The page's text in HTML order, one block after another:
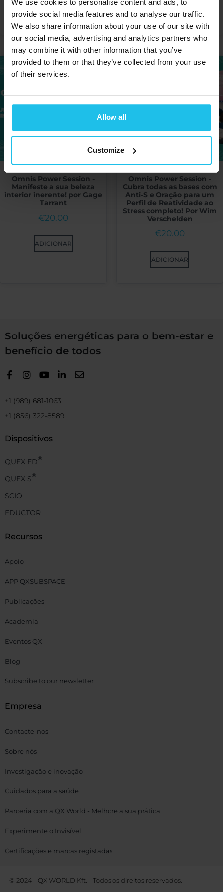
We use cookies to personalise content and ads, to
provide social media features and to analyse our traffic.
We also share information about your use of our site with
our social media, advertising and analytics partners who
may combine it with other information that you’ve
provided to them or that they’ve collected from your use
of their services.
Allow all
Customize
ADICIONAR
ADICIONAR
Omnis Power Session -
Manifeste a sua beleza
interior inerente! por Gage
Tarrant
€20.00
ADICIONAR
Omnis Power Session -
Cubra todas as bases com
Anti-S e Oração para um
Perfil de Reatividade ao
Stress completo! Por Wim
Verschelden
€20.00
ADICIONAR
Soluções energéticas para o bem-estar e
benefício de todos
+1 (989) 681-1063
+1 (856) 322-8589
Dispositivos
QUEX ED®
QUEX S®
SCIO
EDUCTOR
Recursos
Apoio
APP QXSUBSPACE
Publicações
Academia
Eventos QX
Blog
Subscribe to our newsletter
Empresa
Contacte-nos
Sobre nós
Investigação e inovação
Cuidados para a saúde
Parceria com a QX World - Melhore a sua prática
Experimente o Invisível
Certificações e marcas registadas
© 2024 - QX WORLD Kft. - Todos os direitos reservados.